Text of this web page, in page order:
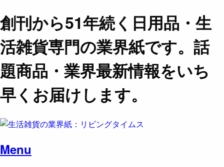
創刊から51年続く日用品・生
活雑貨専門の業界紙です。話
題商品・業界最新情報をいち
早くお届けします。
Menu